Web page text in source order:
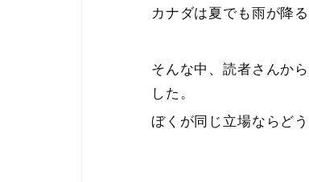
カナダは夏でも雨が降
そんな中、読者さんか
した。
ぼくが同じ立場ならど